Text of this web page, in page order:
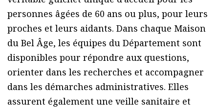
personnes âgées de 60 ans ou plus, pour leurs
proches et leurs aidants. Dans chaque Maison
du Bel Âge, les équipes du Département sont
disponibles pour répondre aux questions,
orienter dans les recherches et accompagner
dans les démarches administratives. Elles
assurent également une veille sanitaire et